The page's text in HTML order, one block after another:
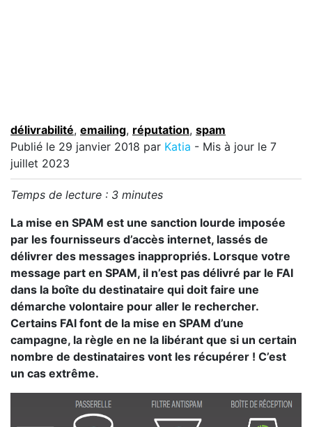
délivrabilité, emailing, réputation, spam
Publié le 29 janvier 2018 par Katia - Mis à jour le 7
juillet 2023
Temps de lecture : 3 minutes
La mise en SPAM est une sanction lourde imposée
par les fournisseurs d’accès internet, lassés de
délivrer des messages inappropriés. Lorsque votre
message part en SPAM, il n’est pas délivré par le FAI
dans la boîte du destinataire qui doit faire une
démarche volontaire pour aller le rechercher.
Certains FAI font de la mise en SPAM d’une
campagne, la règle en ne la libérant que si un certain
nombre de destinataires vont les récupérer ! C’est
un cas extrême.